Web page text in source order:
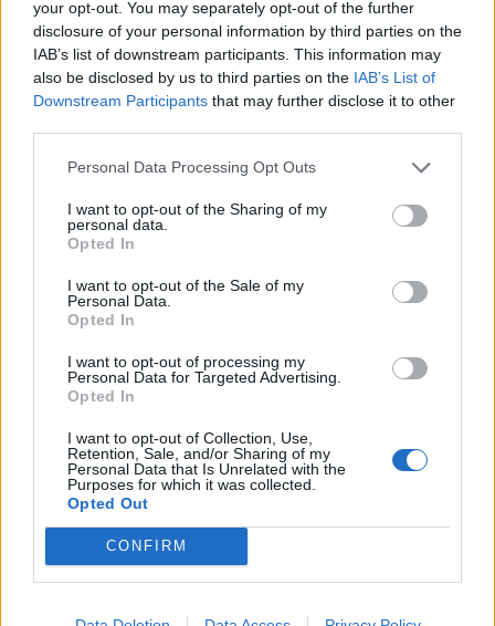
your opt-out. You may separately opt-out of the further
disclosure of your personal information by third parties on the
IAB’s list of downstream participants. This information may
also be disclosed by us to third parties on the IAB’s List of
Downstream Participants that may further disclose it to other
Personal Data Processing Opt Outs
I want to opt-out of the Sharing of my
personal data.
Opted In
I want to opt-out of the Sale of my
Personal Data.
Opted In
I want to opt-out of processing my
Personal Data for Targeted Advertising.
Opted In
I want to opt-out of Collection, Use,
Retention, Sale, and/or Sharing of my
Personal Data that Is Unrelated with the
Purposes for which it was collected.
Opted Out
CONFIRM
schedule 07:30 / 08/09/2023
Parashikimi i motit për
datën 7 shtator 2023
Parashikimi i motit 6
Parashikimi i motit për
datën 5 shtator 2023
07:27 / 05/09/2023
si do të jetë moti sot 23
schedule 07:20 / 23/08/2023